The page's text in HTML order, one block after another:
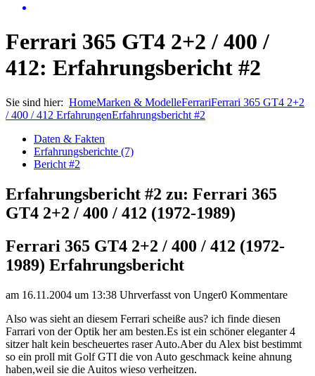
Ferrari 365 GT4 2+2 / 400 /
412: Erfahrungsbericht #2
Sie sind hier: HomeMarken & ModelleFerrariFerrari 365 GT4 2+2
/ 400 / 412 ErfahrungenErfahrungsbericht #2
Daten & Fakten
Erfahrungsberichte (7)
Bericht #2
Erfahrungsbericht #2 zu: Ferrari 365
GT4 2+2 / 400 / 412 (1972-1989)
Ferrari 365 GT4 2+2 / 400 / 412 (1972-
1989) Erfahrungsbericht
am 16.11.2004 um 13:38 Uhrverfasst von Unger0 Kommentare
Also was sieht an diesem Ferrari scheiße aus? ich finde diesen
Farrari von der Optik her am besten.Es ist ein schöner eleganter 4
sitzer halt kein bescheuertes raser Auto.Aber du Alex bist bestimmt
so ein proll mit Golf GTI die von Auto geschmack keine ahnung
haben,weil sie die Auitos wieso verheitzen.